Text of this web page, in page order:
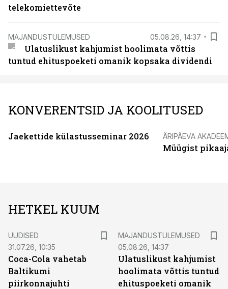
telekomiettevõte
MAJANDUSTULEMUSED 05.08.26, 14:37
Ulatuslikust kahjumist hoolimata võttis
tuntud ehituspoeketi omanik kopsaka dividendi
KONVERENTSID JA KOOLITUSED
Jaekettide külastusseminar 2026 ÄRIPÄEVA
Müügist
HETKEL KUUM
UUDISED
31.07.26, 10:35
Coca-Cola vahetab
Baltikumi
piirkonnajuhti
MAJANDUSTULEMUSED
05.08.26, 14:37
Ulatuslikust kahjumist
hoolimata võttis tuntud
ehituspoeketi omanik